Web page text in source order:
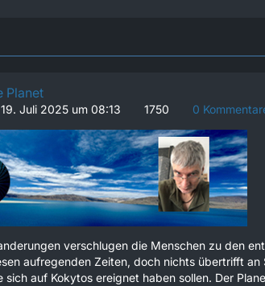
Planet
19. Juli 2025 um 08:13 1750 0
verschlugen die Menschen zu den
aufregenden Zeiten, doch nichts übertrifft
sich auf Kokytos ereignet haben sollen. Der